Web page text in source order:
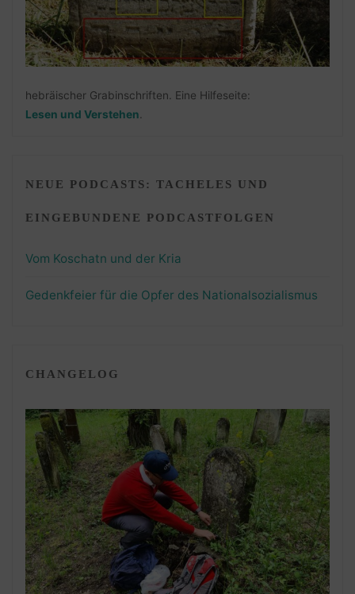
hebräischer Grabinschriften. Eine Hilfeseite:
Lesen und Verstehen
NEUE PODCASTS: TACHELES UND
EINGEBUNDENE PODCASTFOLGEN
Vom Koschatn und der Kria
Gedenkfeier für die Opfer des Nationalsozialismus
CHANGELOG